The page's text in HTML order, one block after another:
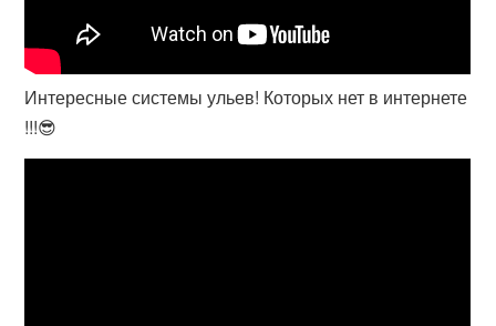
Интересные системы ульев! Которых нет в интернете
!!!😎